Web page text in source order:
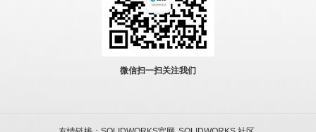
微信扫一扫关注我们